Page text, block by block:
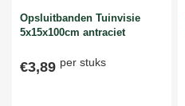
Opsluitbanden Tuinvisie
5x15x100cm antraciet
€3,89 per stuks